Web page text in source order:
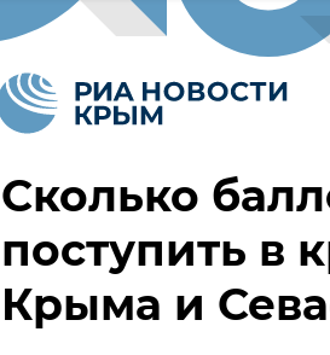
Сколько
поступить в
Крыма и